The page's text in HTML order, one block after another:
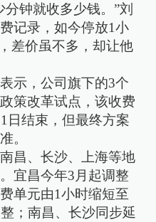
钟就收多少钱。”刘
记录，如今停放1小
差价虽不多，却让他
示，公司旗下的3个
策改革试点，该收费
日结束，但最终方案
。
昌、长沙、上海等地
宜昌今年3月起调整
单元由1小时缩短至
；南昌、长沙同步延